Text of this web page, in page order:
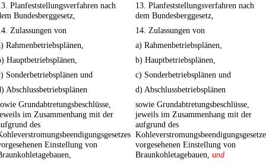
Planfeststellungsverfahren nach
Bundesberggesetz,
13. Planfeststellungsverfahren nach
dem Bundesberggesetz,
Zulassungen von
14. Zulassungen von
Rahmenbetriebsplänen,
a) Rahmenbetriebsplänen,
Hauptbetriebsplänen,
b) Hauptbetriebsplänen,
Sonderbetriebsplänen und
c) Sonderbetriebsplänen und
Abschlussbetriebsplänen
d) Abschlussbetriebsplänen
Grundabtretungsbeschlüsse,
im Zusammenhang mit der
des
Einstellung von
sowie Grundabtretungsbeschlüsse,
jeweils im Zusammenhang mit der
aufgrund des
vorgesehenen Einstellung von
Braunkohletagebauen, und